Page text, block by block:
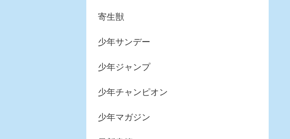
寄生獣
少年サンデー
少年ジャンプ
少年チャンピオン
少年マガジン